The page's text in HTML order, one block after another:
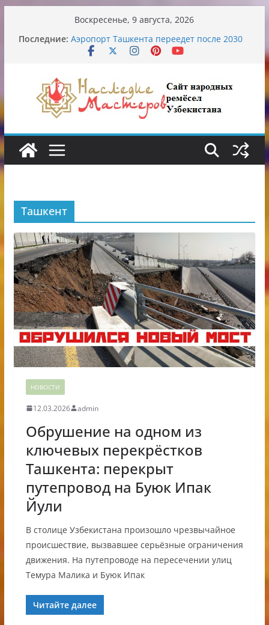
содержимому
Воскресенье, 9 августа, 2026
Последние: Аэропорт Ташкента переедет после 2030
года
Обрушение на одном из ключевых
перекрёстков Ташкента: перекрыт
путепровод на Буюк Ипак Йули
Узбекские традиционные узоры:
символика и происхождение
Ташкент
НОВОСТИ
12.03.2026 admin
Обрушение на одном из
ключевых перекрёстков
Ташкента: перекрыт
путепровод на Буюк Ипак
Йули
В столице Узбекистана произошло чрезвычайное
происшествие, вызвавшее серьёзные ограничения
движения. На путепроводе на пересечении улиц
Темура Малика и Буюк Ипак
Читайте далее